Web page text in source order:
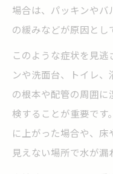
場合は、パッキンや
の緩みなどが原因とし
このような症状を見
ンや洗面台、トイレ
の根本や配管の周囲
検することが重要です
に上がった場合や、
見えない場所で水が漏